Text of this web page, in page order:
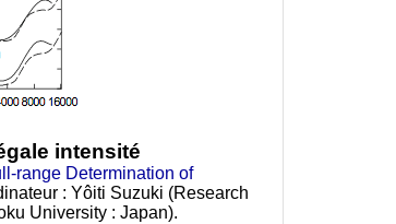
intensité
range Determination of
: Yôiti Suzuki (Research
University : Japan).